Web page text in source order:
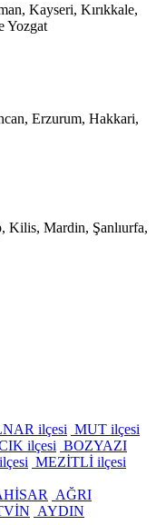
Kayseri, Kırıkkale,
Yozgat
Erzurum, Hakkari,
Kilis, Mardin, Şanlıurfa,
ilçesi MUT ilçesi
ilçesi BOZYAZI
MEZİTLİ ilçesi
AĞRI
AYDIN